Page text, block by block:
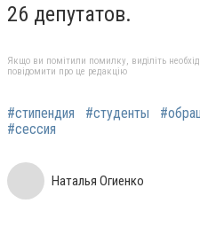
26 депутатов.
Якщо ви помітили помилку, виділіть
повідомити про це редакцію
#стипендия #студенты
#сессия
Наталья Огиенко